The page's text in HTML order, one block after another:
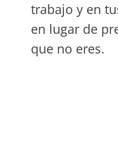
trabajo y en
en lugar de
que no eres.